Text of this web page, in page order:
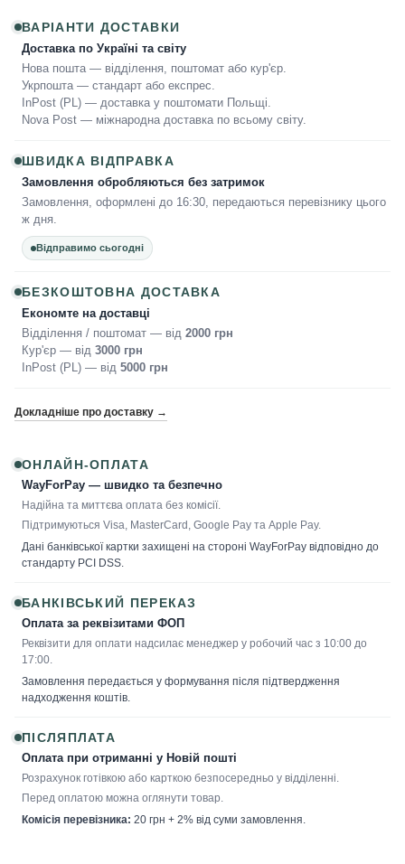
ВАРІАНТИ ДОСТАВКИ
Доставка по Україні та світу
Нова пошта — відділення, поштомат або кур'єр.
Укрпошта — стандарт або експрес.
InPost (PL) — доставка у поштомати Польщі.
Nova Post — міжнародна доставка по всьому світу.
ШВИДКА ВІДПРАВКА
Замовлення обробляються без затримок
Замовлення, оформлені до 16:30, передаються перевізнику цього
ж дня.
Відправимо сьогодні
БЕЗКОШТОВНА ДОСТАВКА
Економте на доставці
Відділення / поштомат — від 2000 грн
Кур'єр — від 3000 грн
InPost (PL) — від 5000 грн
Докладніше про доставку →
ОНЛАЙН-ОПЛАТА
WayForPay — швидко та безпечно
Надійна та миттєва оплата без комісії.
Підтримуються Visa, MasterCard, Google Pay та Apple Pay.
Дані банківської картки захищені на стороні WayForPay відповідно до
стандарту PCI DSS.
БАНКІВСЬКИЙ ПЕРЕКАЗ
Оплата за реквізитами ФОП
Реквізити для оплати надсилає менеджер у робочий час з 10:00 до
17:00.
Замовлення передається у формування після підтвердження
надходження коштів.
ПІСЛЯПЛАТА
Оплата при отриманні у Новій пошті
Розрахунок готівкою або карткою безпосередньо у відділенні.
Перед оплатою можна оглянути товар.
Комісія перевізника: 20 грн + 2% від суми замовлення.